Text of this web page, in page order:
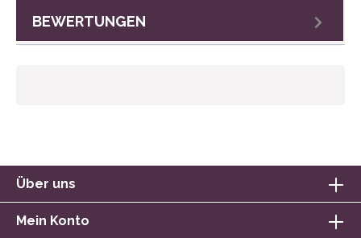
BEWERTUNGEN
Über uns
Mein Konto